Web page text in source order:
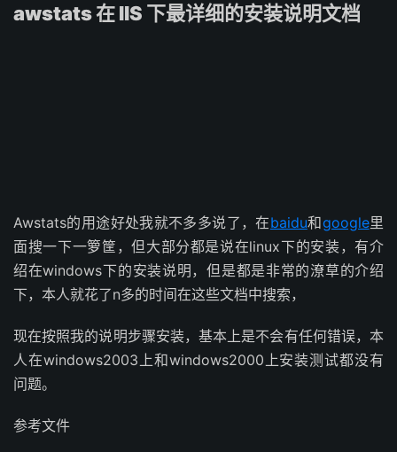
awstats 在 IIS 下最详细的安装说明文档
Awstats的用途好处我就不多多说了，在baidu和google里
面搜一下一箩筐，但大部分都是说在linux下的安装，有介
绍在windows下的安装说明，但是都是非常的潦草的介绍
下，本人就花了n多的时间在这些文档中搜索，
现在按照我的说明步骤安装，基本上是不会有任何错误，本
人在windows2003上和windows2000上安装测试都没有
问题。
参考文件